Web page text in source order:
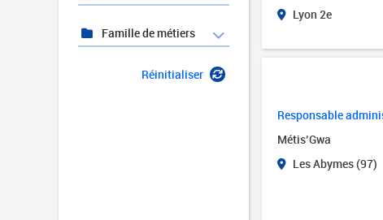
Lyon 2e
Responsable
Métis’Gwa
Les Abymes (97)
Famille de métiers
Réinitialiser